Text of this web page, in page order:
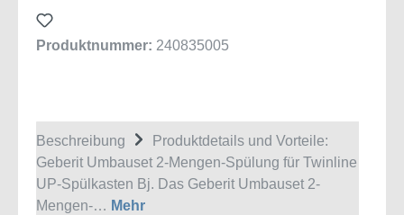
Produktnummer: 240835005
Beschreibung
Produktdetails und Vorteile:
Geberit Umbauset 2-Mengen-Spülung für Twinline
UP-Spülkasten Bj. Das Geberit Umbauset 2-
Mengen-… Mehr